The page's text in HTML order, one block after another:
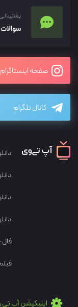
پشتیبانی
صفحه اینستاگرام
کانال تلگرام
اپلیکیشن آپ